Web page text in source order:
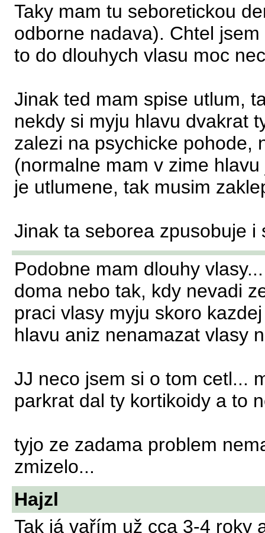
Taky mam tu seboretickou
odborne nadava). Chtel
to do dlouhych vlasu moc
Jinak ted mam spise utlum,
nekdy si myju hlavu dvakrat
zalezi na psychicke pohode,
(normalne mam v zime
je utlumene, tak musim
Jinak ta seborea zpusobuje
Podobne mam dlouhy
doma nebo tak, kdy nevadi
praci vlasy myju skoro
hlavu aniz nenamazat vlasy
JJ neco jsem si o tom cetl...
parkrat dal ty kortikoidy a to
tyjo ze zadama problem
zmizelo...
Hajzl
Tak já vařím už cca 3-4 roky